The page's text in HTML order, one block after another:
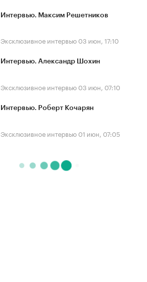
Интервью. Максим Решетников
Эксклюзивное интервью 03 июн, 17:10
Интервью. Александр Шохин
Эксклюзивное интервью 03 июн, 07:10
Интервью. Роберт Кочарян
Эксклюзивное интервью 01 июн, 07:05